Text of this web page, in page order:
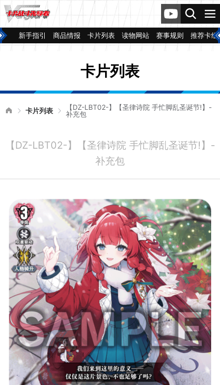
新手指引 商品情报 卡片列表 读物网站 赛事规则 推荐卡组
卡片列表
卡片列表
【DZ-LBT02-】【圣律诗院 手忙脚乱圣诞节!】-
补充包
【DZ-LBT02-】【圣律诗院 手忙脚乱圣诞节!】-
补充包